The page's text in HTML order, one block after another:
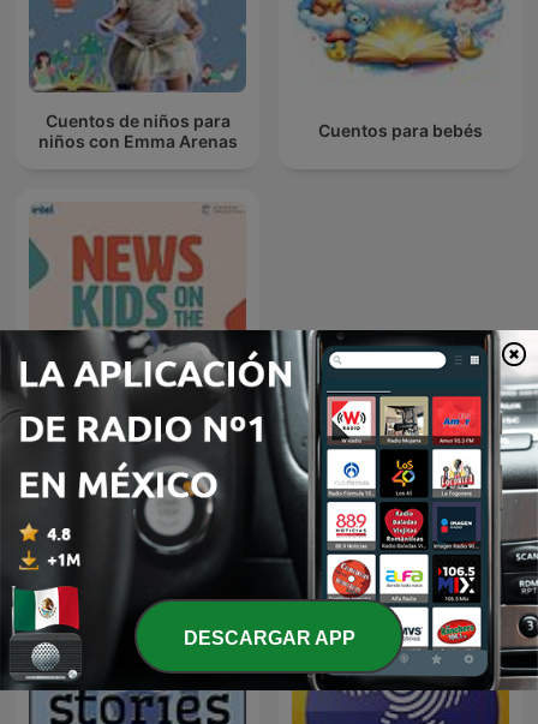
Cuentos de niños para
niños con Emma Arenas
Cuentos para bebés
News Kids On The Block
Más podcasts internacionales de Para toda
la familia
DESCARGAR APP